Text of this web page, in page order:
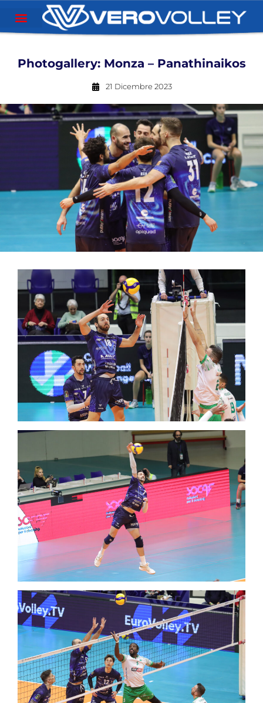
Photogallery: Monza – Panathinaikos
21 Dicembre 2023